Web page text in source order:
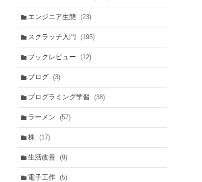
エンジニア生態 (23)
スクラッチ入門 (195)
ブックレビュー (12)
ブログ (3)
プログラミング学習 (38)
ラーメン (57)
株 (17)
生活改善 (9)
電子工作 (5)